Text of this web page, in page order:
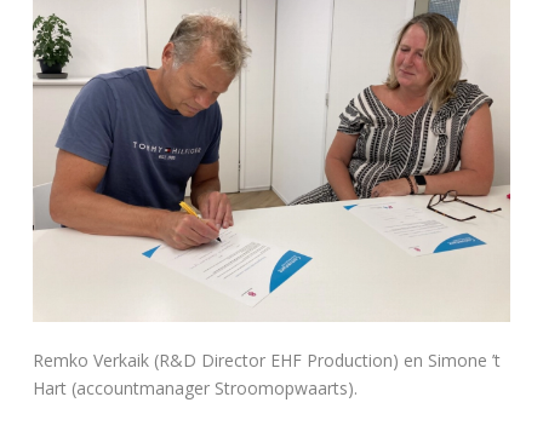
Remko Verkaik (R&D Director EHF Production) en Simone ’t
Hart (accountmanager Stroomopwaarts).